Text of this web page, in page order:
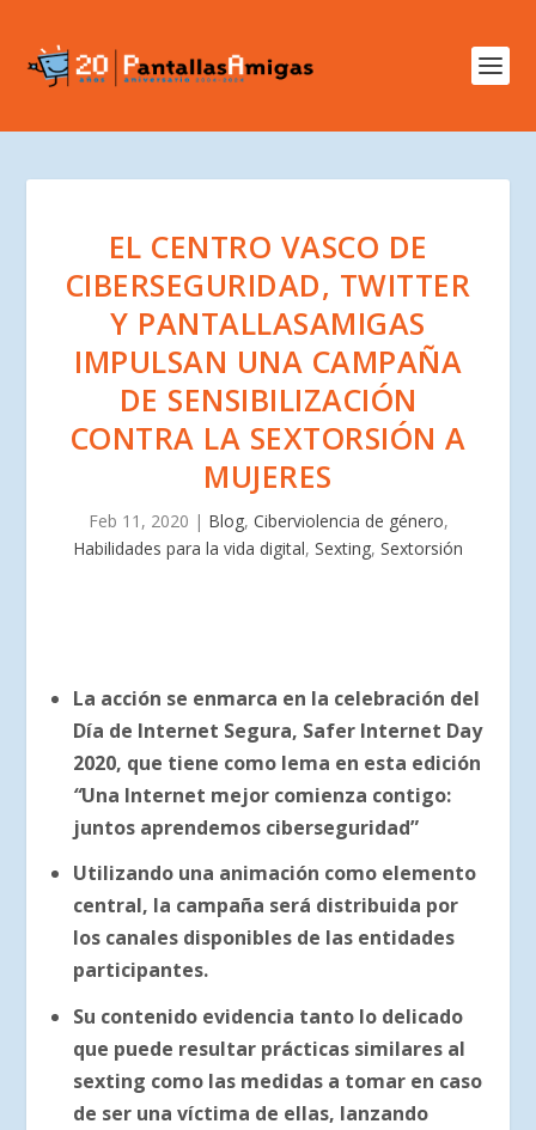
EL CENTRO VASCO DE
CIBERSEGURIDAD, TWITTER
Y PANTALLASAMIGAS
IMPULSAN UNA CAMPAÑA
DE SENSIBILIZACIÓN
CONTRA LA SEXTORSIÓN A
MUJERES
Feb 11, 2020 | Blog, Ciberviolencia de género,
Habilidades para la vida digital, Sexting, Sextorsión
La acción se enmarca en la celebración del
Día de Internet Segura, Safer Internet Day
2020, que tiene como lema en esta edición
“Una Internet mejor comienza contigo:
juntos aprendemos ciberseguridad”
Utilizando una animación como elemento
central, la campaña será distribuida por
los canales disponibles de las entidades
participantes.
Su contenido evidencia tanto lo delicado
que puede resultar prácticas similares al
sexting como las medidas a tomar en caso
de ser una víctima de ellas, lanzando